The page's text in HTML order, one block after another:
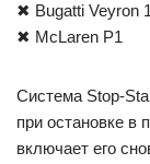
✖ Bugatti Veyron
✖ McLaren P1
Система Stop-
при остановке в
включает его